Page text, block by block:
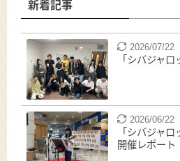
新着記事
2026/07/22
「シバジャ
2026/06/22
「シバジャ
開催レポート